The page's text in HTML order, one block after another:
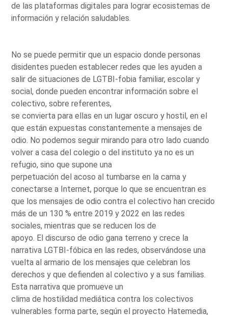
de las plataformas digitales para lograr ecosistemas de
información y relación saludables.
No se puede permitir que un espacio donde personas
disidentes pueden establecer redes que les ayuden a
salir de situaciones de LGTBI-fobia familiar, escolar y
social, donde pueden encontrar información sobre el
colectivo, sobre referentes,
se convierta para ellas en un lugar oscuro y hostil, en el
que están expuestas constantemente a mensajes de
odio. No podemos seguir mirando para otro lado cuando
volver a casa del colegio o del instituto ya no es un
refugio, sino que supone una
perpetuación del acoso al tumbarse en la cama y
conectarse a Internet, porque lo que se encuentran es
que los mensajes de odio contra el colectivo han crecido
más de un 130 % entre 2019 y 2022 en las redes
sociales, mientras que se reducen los de
apoyo. El discurso de odio gana terreno y crece la
narrativa LGTBI-fóbica en las redes, observándose una
vuelta al armario de los mensajes que celebran los
derechos y que defienden al colectivo y a sus familias.
Esta narrativa que promueve un
clima de hostilidad mediática contra los colectivos
vulnerables forma parte, según el proyecto Hatemedia,